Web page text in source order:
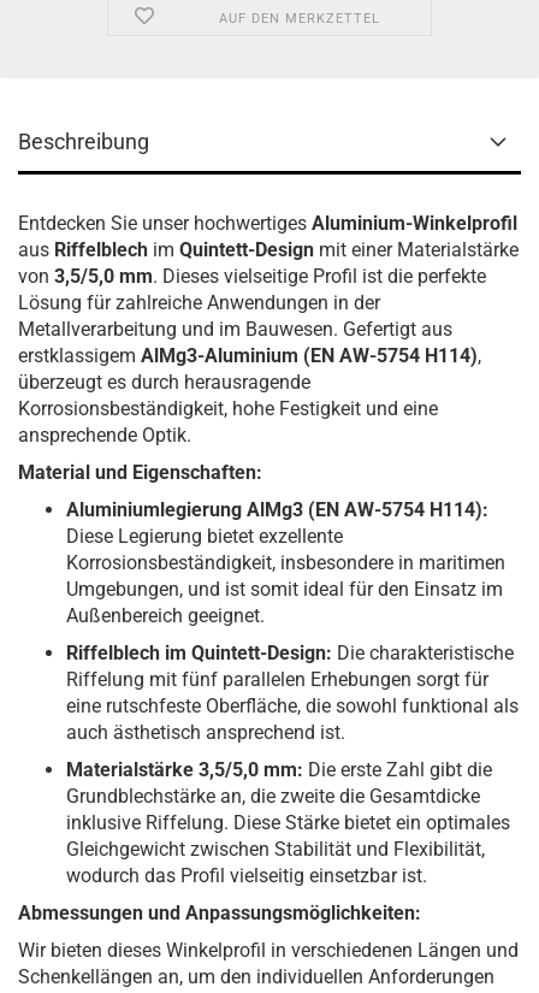
AUF DEN MERKZETTEL
Beschreibung
Entdecken Sie unser hochwertiges Aluminium-Winkelprofil
aus Riffelblech im Quintett-Design mit einer Materialstärke
von 3,5/5,0 mm. Dieses vielseitige Profil ist die perfekte
Lösung für zahlreiche Anwendungen in der
Metallverarbeitung und im Bauwesen. Gefertigt aus
erstklassigem AlMg3-Aluminium (EN AW-5754 H114),
überzeugt es durch herausragende
Korrosionsbeständigkeit, hohe Festigkeit und eine
ansprechende Optik.
Material und Eigenschaften:
Aluminiumlegierung AlMg3 (EN AW-5754 H114):
Diese Legierung bietet exzellente
Korrosionsbeständigkeit, insbesondere in maritimen
Umgebungen, und ist somit ideal für den Einsatz im
Außenbereich geeignet.
Riffelblech im Quintett-Design: Die charakteristische
Riffelung mit fünf parallelen Erhebungen sorgt für
eine rutschfeste Oberfläche, die sowohl funktional als
auch ästhetisch ansprechend ist.
Materialstärke 3,5/5,0 mm: Die erste Zahl gibt die
Grundblechstärke an, die zweite die Gesamtdicke
inklusive Riffelung. Diese Stärke bietet ein optimales
Gleichgewicht zwischen Stabilität und Flexibilität,
wodurch das Profil vielseitig einsetzbar ist.
Abmessungen und Anpassungsmöglichkeiten:
Wir bieten dieses Winkelprofil in verschiedenen Längen und
Schenkellängen an, um den individuellen Anforderungen